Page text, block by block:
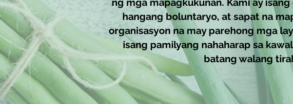
ng mga mapagkukunan. Kami ay
hangang boluntaryo, at sapat na
organisasyon na may parehong mga
isang pamilyang nahaharap sa
batang walang